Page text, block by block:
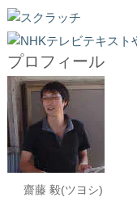
プロフィール
齋藤 毅(ツヨシ)